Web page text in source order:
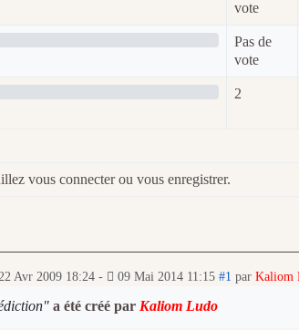
vote
Pas de
vote
2
vous connecter ou vous enregistrer.
22 Avr 2009 18:24- 09 Mai 2014 11:15 #1 par Kaliom
a été créé par Kaliom Ludo